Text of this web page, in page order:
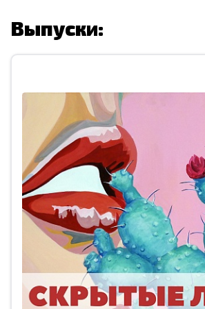
Выпуски: